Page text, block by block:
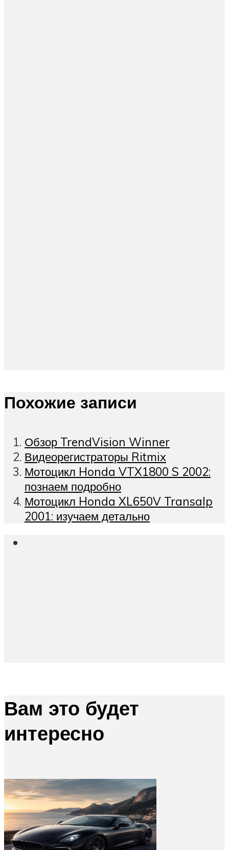
Похожие записи
Обзор TrendVision Winner
Видеорегистраторы Ritmix
Мотоцикл Honda VTX1800 S 2002:
познаем подробно
Мотоцикл Honda XL650V Transalp
2001: изучаем детально
Вам это будет
интересно